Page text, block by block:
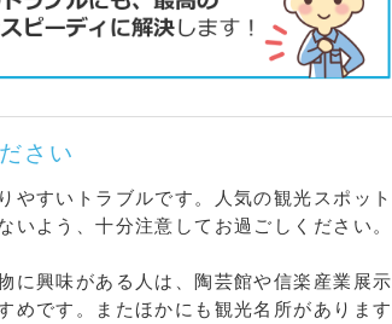
さい
やすいトラブルです。人気の観光スポット
よう、十分注意してお過ごしください。
に興味がある人は、陶芸館や信楽産業展示
めです。またほかにも観光名所があります